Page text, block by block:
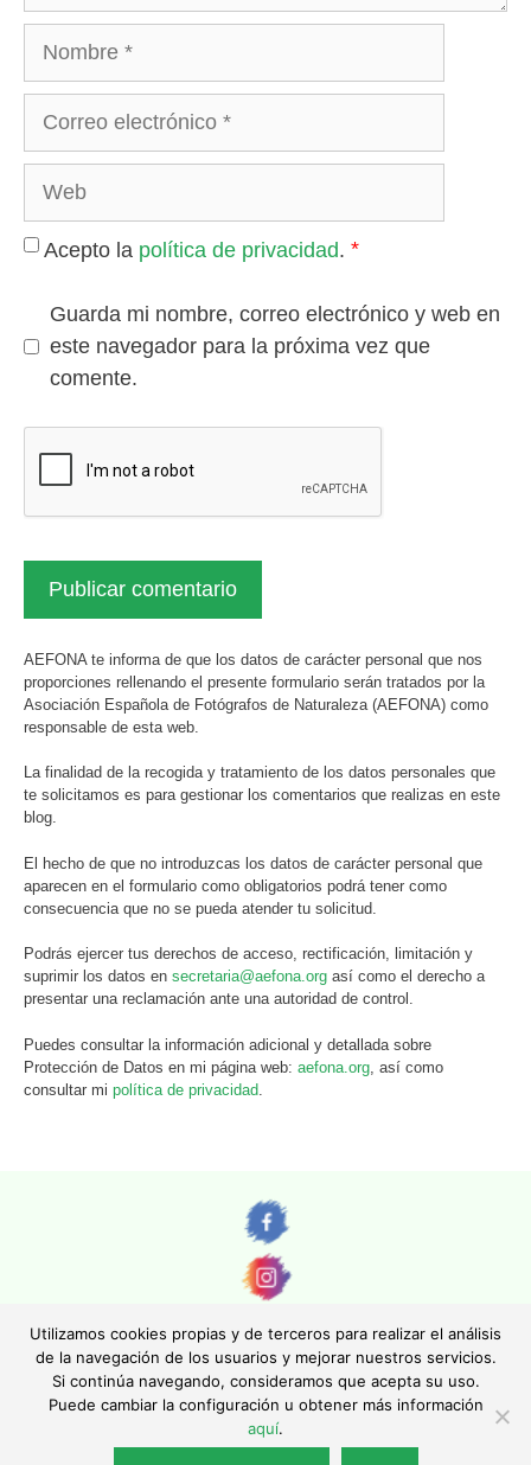
Nombre
Acepto la política de privacidad. *
Guarda mi nombre, correo electrónico y web en
este navegador para la próxima vez que
comente.
AEFONA te informa de que los datos de carácter personal que nos
proporciones rellenando el presente formulario serán tratados por la
Asociación Española de Fotógrafos de Naturaleza (AEFONA) como
responsable de esta web.
La finalidad de la recogida y tratamiento de los datos personales que
te solicitamos es para gestionar los comentarios que realizas en este
blog.
El hecho de que no introduzcas los datos de carácter personal que
aparecen en el formulario como obligatorios podrá tener como
consecuencia que no se pueda atender tu solicitud.
Podrás ejercer tus derechos de acceso, rectificación, limitación y
suprimir los datos en secretaria@aefona.org así como el derecho a
presentar una reclamación ante una autoridad de control.
Puedes consultar la información adicional y detallada sobre
Protección de Datos en mi página web: aefona.org , así como
consultar mi política de privacidad
© AEFONA 2011- 2026 | Todas las imágenes y textos son propiedad de sus
autores. Queda totalmente prohibida su reproducción.
Política de privacidad
Utilizamos cookies propias y de terceros para realizar el análisis
de la navegación de los usuarios y mejorar nuestros servicios.
Si continúa navegando, consideramos que acepta su uso.
Puede cambiar la configuración u obtener más información
aquí.